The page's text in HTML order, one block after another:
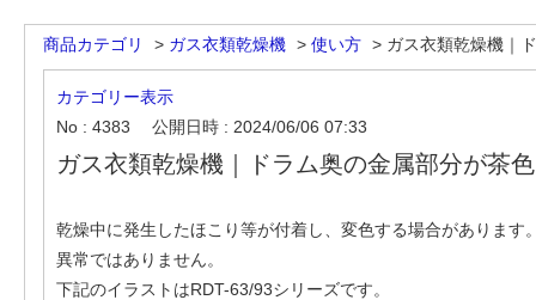
商品カテゴリ > ガス衣類乾燥機 > 使い方 > ガス衣類乾燥機｜
カテゴリー表示
No : 4383
公開日時 : 2024/06/06 07:33
ガス衣類乾燥機｜ドラム奥の金属部分が茶
乾燥中に発生したほこり等が付着し、変色する場合があります
異常ではありません。
下記のイラストはRDT-63/93シリーズです。